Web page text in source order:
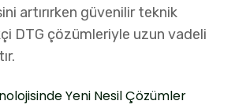
artırırken güvenilir teknik
DTG çözümleriyle uzun vadeli
Yeni Nesil Çözümler